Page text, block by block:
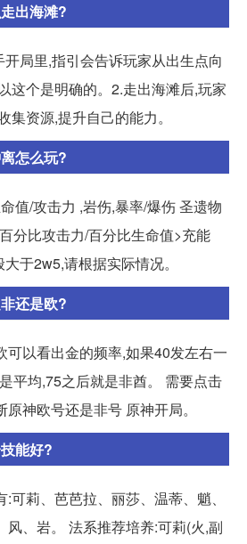
出海滩?
局里,指引会告诉玩家从出生点向
这个是明确的。2.走出海滩后,玩家
集资源,提升自己的能力。
怎么玩?
值/攻击力 ,岩伤,暴率/爆伤 圣遗物
分比攻击力/百分比生命值>充能
于2w5,请根据实际情况。
还是欧?
可以看出金的频率,如果40发左右一
平均,75之后就是非酋。 需要点击
神欧号还是非号 原神开局。
能好?
可莉、芭芭拉、丽莎、温蒂、魈、
风、岩。 法系推荐培养:可莉(火,副